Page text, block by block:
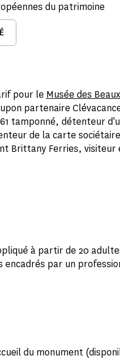
du patrimoine
pour le Musée des
partenaire
tamponné, détenteur
de la carte
Brittany Ferries, visiteur
à partir de 20
par un
du monument